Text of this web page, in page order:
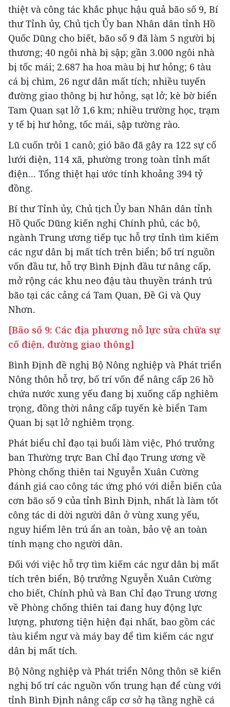
thiệt và công tác khắc phục hậu quả bão số 9, Bí
thư Tỉnh ủy, Chủ tịch Ủy ban Nhân dân tỉnh Hồ
Quốc Dũng cho biết, bão số 9 đã làm 5 người bị
thương; 40 ngôi nhà bị sập; gần 3.000 ngôi nhà
bị tốc mái; 2.687 ha hoa màu bị hư hỏng; 6 tàu
cá bị chìm, 26 ngư dân mất tích; nhiều tuyến
đường giao thông bị hư hỏng, sạt lở; kè bờ biển
Tam Quan sạt lở 1,6 km; nhiều trường học, trạm
y tế bị hư hỏng, tốc mái, sập tường rào.
Lũ cuốn trôi 1 canô; gió bão đã gây ra 122 sự cố
lưới điện, 114 xã, phường trong toàn tỉnh mất
điện... Tổng thiệt hại ước tính khoảng 394 tỷ
đồng.
Bí thư Tỉnh ủy, Chủ tịch Ủy ban Nhân dân tỉnh
Hồ Quốc Dũng kiến nghị Chính phủ, các bộ,
ngành Trung ương tiếp tục hỗ trợ tỉnh tìm kiếm
các ngư dân bị mất tích trên biển; bố trí nguồn
vốn đầu tư, hỗ trợ Bình Định đầu tư nâng cấp,
mở rộng các khu neo đậu tàu thuyền tránh trú
bão tại các cảng cá Tam Quan, Đề Gi và Quy
Nhơn.
[Bão số 9: Các địa phương nỗ lực sửa chữa sự
cố điện, đường giao thông]
Bình Định đề nghị Bộ Nông nghiệp và Phát triển
Nông thôn hỗ trợ, bố trí vốn để nâng cấp 26 hồ
chứa nước xung yếu đang bị xuống cấp nghiêm
trọng, đồng thời nâng cấp tuyến kè biển Tam
Quan bị sạt lở nghiêm trọng.
Phát biểu chỉ đạo tại buổi làm việc, Phó trưởng
ban Thường trực Ban Chỉ đạo Trung ương về
Phòng chống thiên tai Nguyễn Xuân Cường
đánh giá cao công tác ứng phó với diễn biến của
cơn bão số 9 của tỉnh Bình Định, nhất là làm tốt
công tác di dời người dân ở vùng xung yếu,
nguy hiểm lên trú ẩn an toàn, bảo vệ an toàn
tính mạng cho người dân.
Đối với việc hỗ trợ tìm kiếm các ngư dân bị mất
tích trên biển, Bộ trưởng Nguyễn Xuân Cường
cho biết, Chính phủ và Ban Chỉ đạo Trung ương
về Phòng chống thiên tai đang huy động lực
lượng, phương tiện hiện đại nhất, bao gồm các
tàu kiểm ngư và máy bay để tìm kiếm các ngư
dân bị mất tích.
Bộ Nông nghiệp và Phát triển Nông thôn sẽ kiến
nghị bố trí các nguồn vốn trung hạn để cùng với
tỉnh Bình Định nâng cấp cơ sở hạ tầng nghề cá